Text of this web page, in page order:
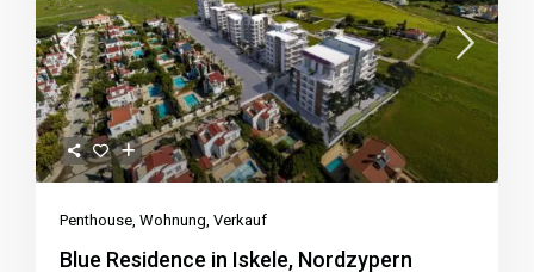
Penthouse,Wohnung,Verkauf
Blue Residence in Iskele, Nordzypern